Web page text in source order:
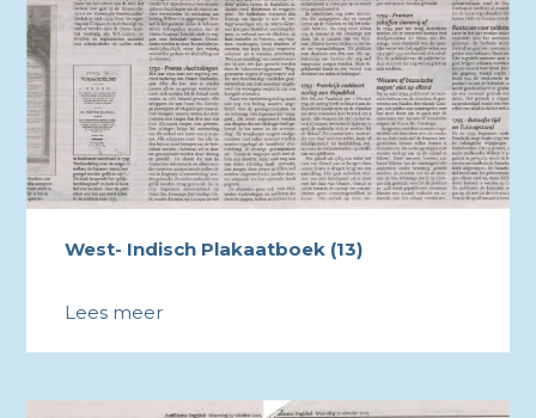
West- Indisch Plakaatboek (13)
Lees meer